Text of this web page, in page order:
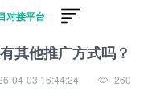
对接平台
其他推广方式吗？
04-03 16:44:24 260